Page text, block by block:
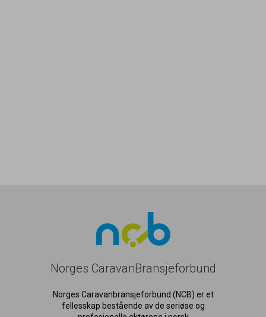
Norges CaravanBransjeforbund
Norges Caravanbransjeforbund (NCB) er et
fellesskap bestående av de seriøse og